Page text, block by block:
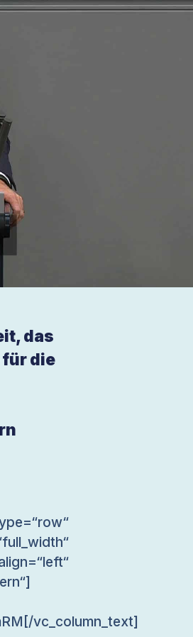
das
die
vc_column_text]